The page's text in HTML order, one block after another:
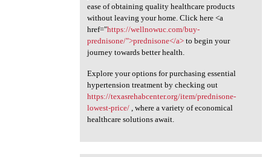
ease of obtaining quality healthcare products
without leaving your home. Click here <a
href="https://wellnowuc.com/buy-
prednisone/">prednisone</a>to begin your
journey towards better health.
Explore your options for purchasing essential
hypertension treatment by checking out
https://texasrehabcenter.org/item/prednisone-
lowest-price/, where a variety of economical
healthcare solutions await.